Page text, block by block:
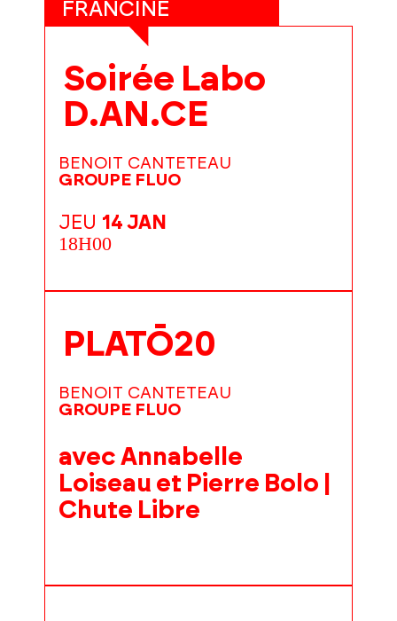
FRANCINE
Soirée Labo
D.AN.CE
BENOIT CANTETEAU
GROUPE FLUO
JEU 14 JAN
18H00
PLATŌ20
BENOIT CANTETEAU
GROUPE FLUO
avec Annabelle
Loiseau et Pierre Bolo |
Chute Libre